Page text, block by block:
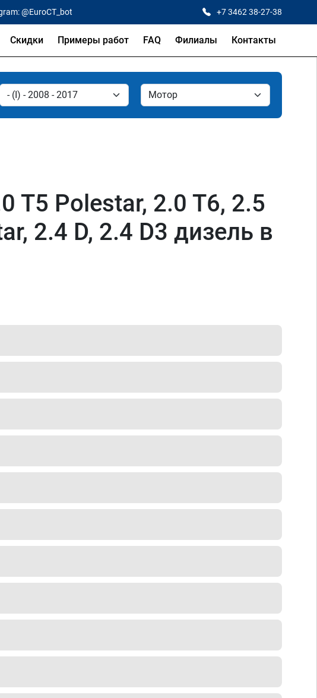
@EuroCT_bot +7 3462 38-27-38
Скидки Примеры работ FAQ Филиалы Контакты
T5 Polestar, 2.0 T6, 2.5
2.4 D, 2.4 D3 дизель в